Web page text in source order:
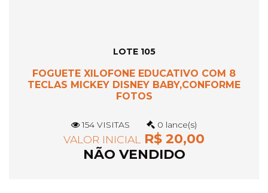
LOTE 105
FOGUETE XILOFONE EDUCATIVO COM 8
TECLAS MICKEY DISNEY BABY,CONFORME
FOTOS
154 VISITAS 0 lance(s)
VALOR INICIAL
R$ 20,00
NÃO VENDIDO